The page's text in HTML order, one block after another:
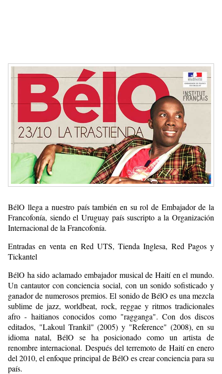
BélO llega a nuestro país también en su rol de Embajador de la
Francofonía, siendo el Uruguay país suscripto a la Organización
Internacional de la Francofonía.
Entradas en venta en Red UTS, Tienda Inglesa, Red Pagos y
Tickantel
BélO ha sido aclamado embajador musical de Haití en el mundo.
Un cantautor con conciencia social, con un sonido sofisticado y
ganador de numerosos premios. El sonido de BélO es una mezcla
sublime de jazz, worldbeat, rock, reggae y ritmos tradicionales
afro - haitianos conocidos como "ragganga". Con dos discos
editados, "Lakoul Trankil" (2005) y "Reference" (2008), en su
idioma natal, BélO se ha posicionado como un artista de
renombre internacional. Después del terremoto de Haití en enero
del 2010, el enfoque principal de BélO es crear conciencia para su
país.